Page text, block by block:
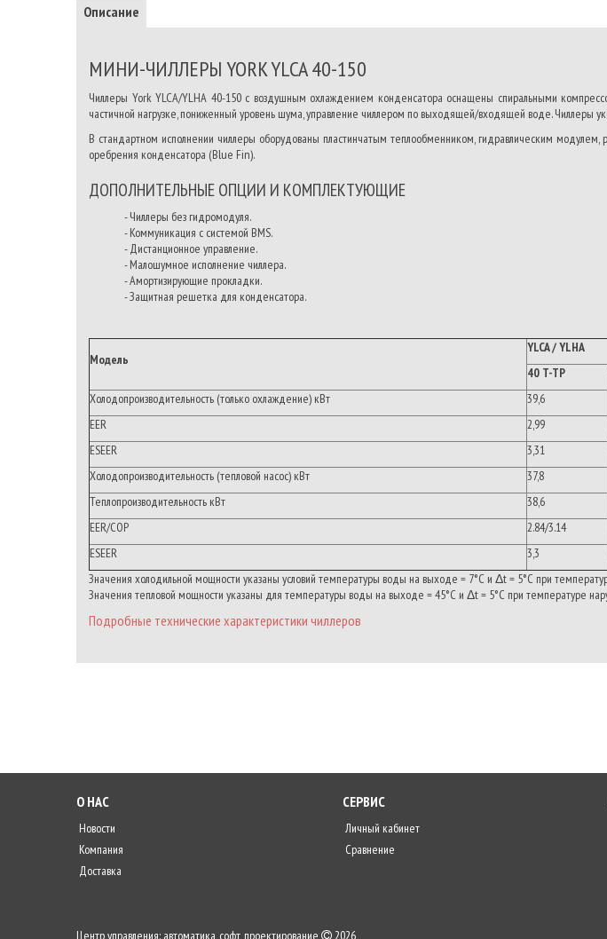
Описание
МИНИ-ЧИЛЛЕРЫ YORK YLCA 40-150
Чиллеры York YLCA/YLHA 40-150 c воздушным охлаждением конденсатора оснащены спиральными
частичной нагрузке, пониженный уровень шума, управление чиллером по выходящей/входящей воде. Чиллеры
В стандартном исполнении чиллеры оборудованы пластинчатым теплообменником, гидравлическим
оребрения конденсатора (Blue Fin).
ДОПОЛНИТЕЛЬНЫЕ ОПЦИИ И КОМПЛЕКТУЮЩИЕ
- Чиллеры без гидромодуля.
- Коммуникация с системой BMS.
- Дистанционное управление.
- Малошумное исполнение чиллера.
- Амортизирующие прокладки.
- Защитная решетка для конденсатора.
Модель
YLCA / YLHA
40 T-TP
Холодопроизводительность (только охлаждение) кВт
39,6
EER
2,99
ESEER
3,31
Холодопроизводительность (тепловой насос) кВт
37,8
Теплопроизводительность кВт
38,6
EER/COP
2.84/3.14
ESEER
3,3
Значения холодильной мощности указаны условий температуры воды на выходе = 7°C и Δt = 5°C при
Значения тепловой мощности указаны для температуры воды на выходе = 45°C и Δt = 5°C при температуре
Подробные технические характеристики чиллеров
О НАС
Новости
Компания
Доставка
СЕРВИС
Личный кабинет
Сравнение
Центр управления: автоматика, софт, проектирование 2026